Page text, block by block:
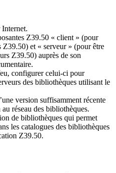
Z39.50 « client » (pour
Z39.50) et « serveur » (pour être
Z39.50) auprès de son
configurer celui-ci pour
des bibliothèques utilisant le
’une version suffisamment récente
réseau des bibliothèques.
de bibliothèques qui permet
les catalogues des bibliothèques
Z39.50.